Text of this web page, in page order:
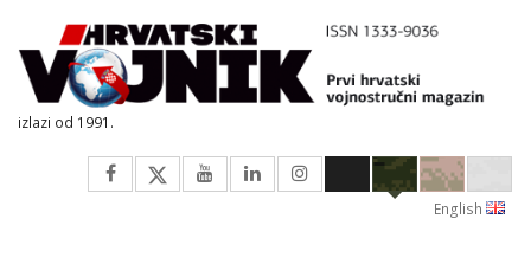
izlazi od 1991.
English